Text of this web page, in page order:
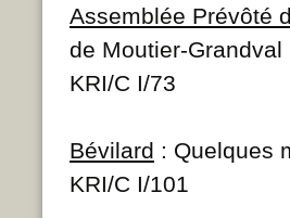
Assemblée Prévôté
de Moutier-
KRI/C I/73
Bévilard : Quelques
KRI/C I/101